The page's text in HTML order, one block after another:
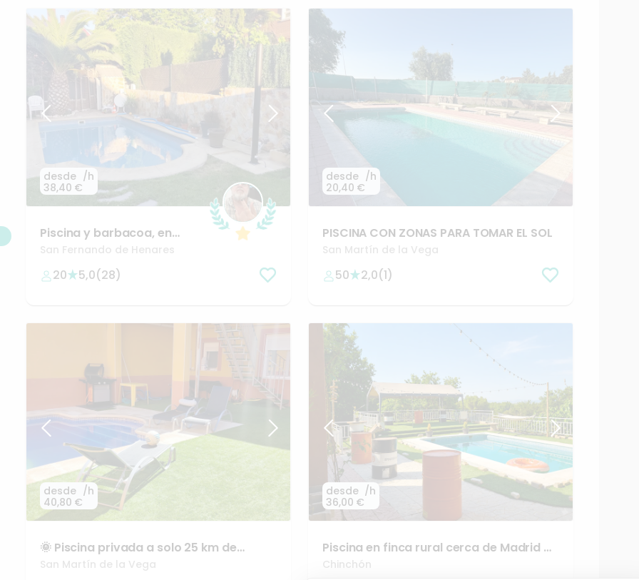
desde
38,40 €
/h
Piscina y barbacoa​,​ en
Madrid​,​ San Fernando de
San Fernando de Henares
20 5,0(28)
desde
20,40 €
/h
PISCINA CON ZONAS PARA TOMAR EL SOL
San Martín de la Vega
50 2,0(1)
desde
40,80 €
/h
🌞 Piscina privada a solo 25 km de
Madrid
San Martín de la Vega
desde
36,00 €
/h
Piscina en finca rural cerca de Madrid 🫧
🌱
Chinchón